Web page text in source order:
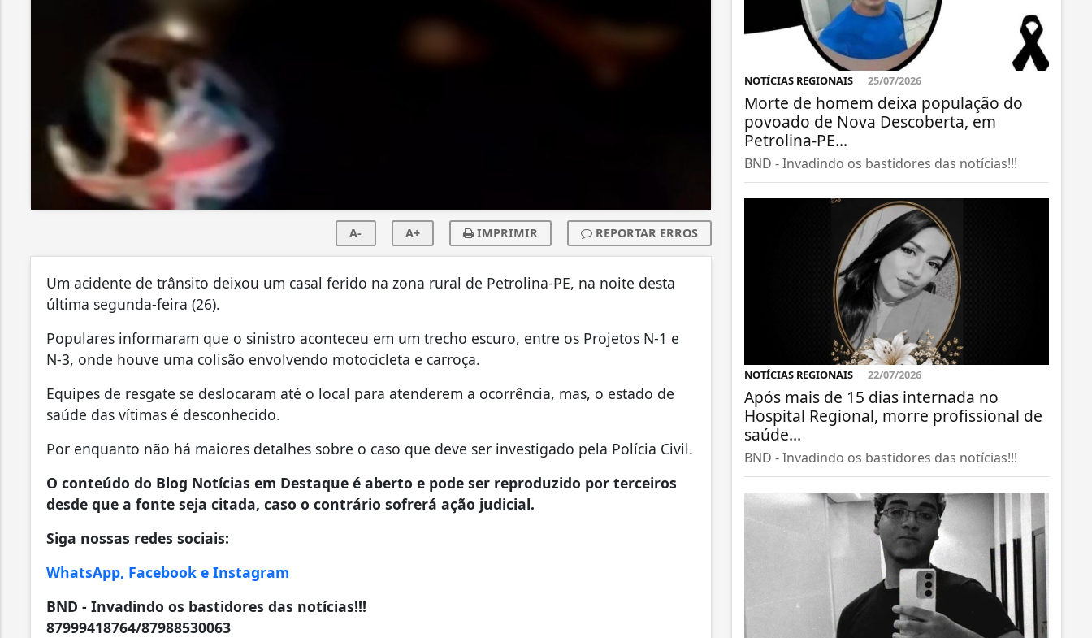
A- A+ IMPRIMIR REPORTAR ERROS
Um acidente de trânsito deixou um casal ferido na zona rural de Petrolina-PE, na noite desta
última segunda-feira (26).
Populares informaram que o sinistro aconteceu em um trecho escuro, entre os Projetos N-1 e
N-3, onde houve uma colisão envolvendo motocicleta e carroça.
Equipes de resgate se deslocaram até o local para atenderem a ocorrência, mas, o estado de
saúde das vítimas é desconhecido.
Por enquanto não há maiores detalhes sobre o caso que deve ser investigado pela Polícia Civil.
O conteúdo do Blog Notícias em Destaque é aberto e pode ser reproduzido por terceiros
desde que a fonte seja citada, caso o contrário sofrerá ação judicial.
Siga nossas redes sociais:
WhatsApp, Facebook e Instagram
BND - Invadindo os bastidores das notícias!!!
87999418764/87988530063
NOTÍCIAS REGIONAIS 25/07/2026
Morte de homem deixa população do
povoado de Nova Descoberta, em
Petrolina-PE...
BND - Invadindo os bastidores das notícias!!!
NOTÍCIAS REGIONAIS 22/07/2026
Após mais de 15 dias internada no
Hospital Regional, morre profissional de
saúde...
BND - Invadindo os bastidores das notícias!!!